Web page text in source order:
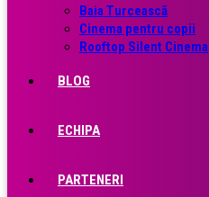
Baia Turcească
Cinema pentru copii
Rooftop Silent Cinema
BLOG
ECHIPA
PARTENERI